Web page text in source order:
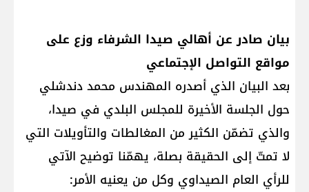
بيان صادر عن أهالي صيدا الشرفاء وزع على
مواقع التواصل الإجتماعي
بعد البيان الذي أصدره المهندس محمد دندشلي
حول الجلسة الأخيرة للمجلس البلدي في صيدا،
والذي تضمّن الكثير من المغالطات والتأويلات التي
لا تمتّ إلى الحقيقة بصلة، يهمّنا توضيح الآتي
للرأي العام الصيداوي وكل من يعنيه الأمر: